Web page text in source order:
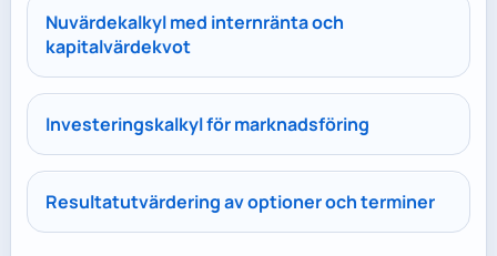
Nuvärdekalkyl med internränta och
kapitalvärdekvot
Investeringskalkyl för marknadsföring
Resultatutvärdering av optioner och terminer